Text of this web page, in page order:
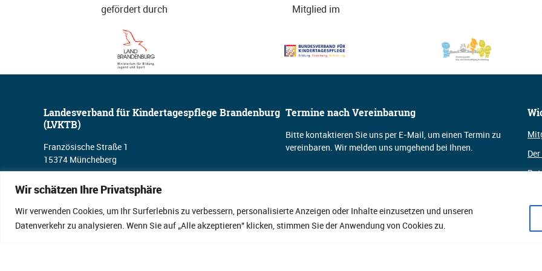
Wir schätzen Ihre Privatsphäre
Wir verwenden Cookies, um Ihr Surferlebnis zu verbessern, personalisierte Anzeigen oder Inhalte einzusetzen und unseren
Datenverkehr zu analysieren. Wenn Sie auf „Alle akzeptieren" klicken, stimmen Sie der Anwendung von Cookies zu.
gefördert durch Mitglied im
Landesverband für Kindertagespflege Brandenburg
(LVKTB)
Französische Straße 1
15374 Müncheberg
Telefon
E-Mail
Termine nach Vereinbarung
Bitte kontaktieren Sie uns per E-Mail, um einen Termin zu
vereinbaren. Wir melden uns umgehend bei Ihnen.